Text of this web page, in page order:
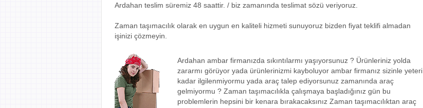
Ardahan teslim süremiz 48 saattir. / biz zamanında teslimat sözü veriyoruz.
Zaman taşımacılık olarak en uygun en kaliteli hizmeti sunuyoruz bizden fiyat teklifi almadan
işinizi çözmeyin.
Ardahan ambar firmanızda sıkıntılarmı yaşıyorsunuz ? Ürünleriniz yolda
zararmı görüyor yada ürünlerinizmi kayboluyor ambar firmanız sizinle yeteri
kadar ilgilenmiyormu yada araç talep ediyorsunuz zamanında araç
gelmiyormu ? Zaman taşımacılıkla çalışmaya başladığınız gün bu
problemlerin hepsini bir kenara bırakacaksınız Zaman taşımacılıktan araç